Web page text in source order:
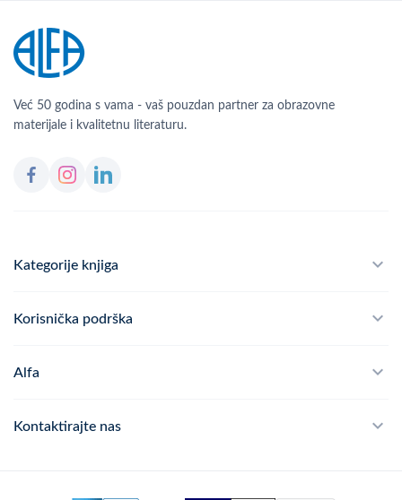
Već 50 godina s vama - vaš pouzdan partner za obrazovne
materijale i kvalitetnu literaturu.
Kategorije knjiga
Školski program
Korisnička podrška
Često postavljana pitanja
Alfa
Politika privatnosti
Kontaktirajte nas